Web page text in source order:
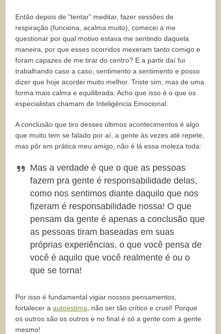
Então depois de “tentar” meditar, fazer sessões de
respiração (funciona, acalma muito), comecei a me
questionar por qual motivo estava me sentindo daquela
maneira, por que esses ocorridos mexeram tanto comigo e
foram capazes de me tirar do centro? E a partir daí fui
trabalhando caso a caso, sentimento a sentimento e posso
dizer que hoje acordei muito melhor. Triste sim, mas de uma
forma mais calma e equilibrada. Acho que isso é o que os
especialistas chamam de Inteligência Emocional.
A conclusão que tiro desses últimos acontecimentos é algo
que muito tem se falado por aí, a gente às vezes até repete,
mas pôr em prática meu amigo, não é lá essa moleza toda:
Mas a verdade é que o que as pessoas
fazem pra gente é responsabilidade delas,
como nos sentimos diante daquilo que nos
fizeram é responsabilidade nossa! O que
pensam da gente é apenas a conclusão que
as pessoas tiram baseadas em suas
próprias experiências, o que você pensa de
você é aquilo que você realmente é ou o
que se torna!
Por isso é fundamental vigiar nossos pensamentos,
fortalecer aautoestima , não ser tão crítico e cruel! Porque
os outros são os outros e no final é só a gente com a gente
mesmo!